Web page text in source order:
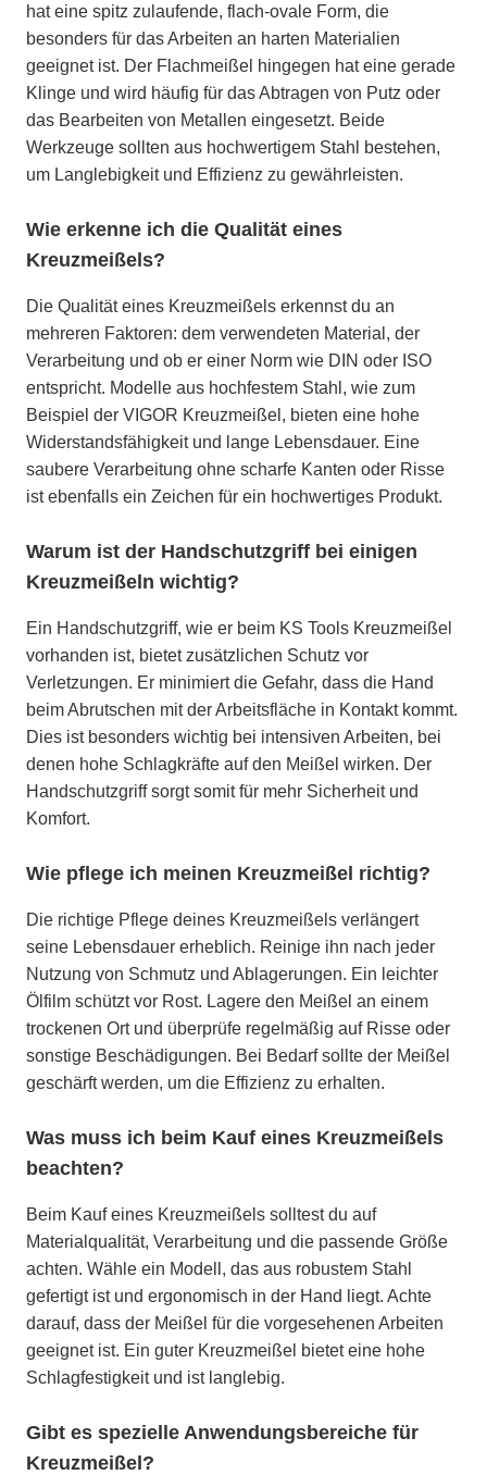
hat eine spitz zulaufende, flach-ovale Form, die
besonders für das Arbeiten an harten Materialien
geeignet ist. Der Flachmeißel hingegen hat eine gerade
Klinge und wird häufig für das Abtragen von Putz oder
das Bearbeiten von Metallen eingesetzt. Beide
Werkzeuge sollten aus hochwertigem Stahl bestehen,
um Langlebigkeit und Effizienz zu gewährleisten.
Wie erkenne ich die Qualität eines
Kreuzmeißels?
Die Qualität eines Kreuzmeißels erkennst du an
mehreren Faktoren: dem verwendeten Material, der
Verarbeitung und ob er einer Norm wie DIN oder ISO
entspricht. Modelle aus hochfestem Stahl, wie zum
Beispiel der VIGOR Kreuzmeißel, bieten eine hohe
Widerstandsfähigkeit und lange Lebensdauer. Eine
saubere Verarbeitung ohne scharfe Kanten oder Risse
ist ebenfalls ein Zeichen für ein hochwertiges Produkt.
Warum ist der Handschutzgriff bei einigen
Kreuzmeißeln wichtig?
Ein Handschutzgriff, wie er beim KS Tools Kreuzmeißel
vorhanden ist, bietet zusätzlichen Schutz vor
Verletzungen. Er minimiert die Gefahr, dass die Hand
beim Abrutschen mit der Arbeitsfläche in Kontakt kommt.
Dies ist besonders wichtig bei intensiven Arbeiten, bei
denen hohe Schlagkräfte auf den Meißel wirken. Der
Handschutzgriff sorgt somit für mehr Sicherheit und
Komfort.
Wie pflege ich meinen Kreuzmeißel richtig?
Die richtige Pflege deines Kreuzmeißels verlängert
seine Lebensdauer erheblich. Reinige ihn nach jeder
Nutzung von Schmutz und Ablagerungen. Ein leichter
Ölfilm schützt vor Rost. Lagere den Meißel an einem
trockenen Ort und überprüfe regelmäßig auf Risse oder
sonstige Beschädigungen. Bei Bedarf sollte der Meißel
geschärft werden, um die Effizienz zu erhalten.
Was muss ich beim Kauf eines Kreuzmeißels
beachten?
Beim Kauf eines Kreuzmeißels solltest du auf
Materialqualität, Verarbeitung und die passende Größe
achten. Wähle ein Modell, das aus robustem Stahl
gefertigt ist und ergonomisch in der Hand liegt. Achte
darauf, dass der Meißel für die vorgesehenen Arbeiten
geeignet ist. Ein guter Kreuzmeißel bietet eine hohe
Schlagfestigkeit und ist langlebig.
Gibt es spezielle Anwendungsbereiche für
Kreuzmeißel?